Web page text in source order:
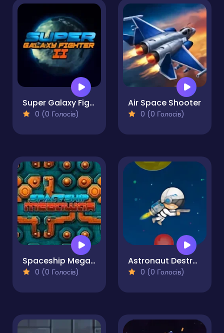
Super Galaxy Fighter 2
0 (0 Голосів)
Air Space Shooter
0 (0 Голосів)
Spaceship Mega War
0 (0 Голосів)
Astronaut Destroyer
0 (0 Голосів)